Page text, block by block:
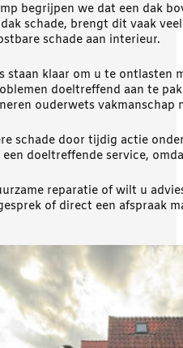
begrijpen we dat een dak
schade, brengt dit vaak
schade aan interieur.
staan klaar om u te ontlasten
doeltreffend aan te
ouderwets
schade door tijdig actie
een doeltreffende service,
reparatie of wilt u
of direct een afspraak